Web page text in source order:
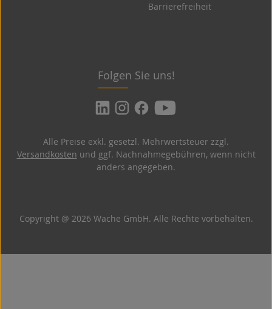
Barrierefreiheit
Folgen Sie uns!
Copyright @ 2026 Wache GmbH. Alle Rechte vorbehalten.
Alle Preise exkl. gesetzl. Mehrwertsteuer zzgl.
Versandkosten und ggf. Nachnahmegebühren, wenn nicht
anders angegeben.